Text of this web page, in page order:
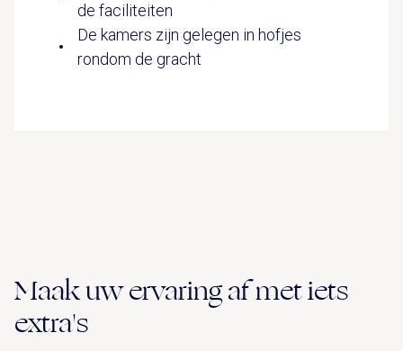
de faciliteiten
De kamers zijn gelegen in hofjes
rondom de gracht
Maak uw ervaring af met iets
extra's